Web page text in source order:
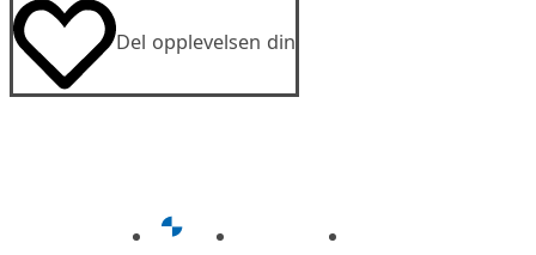
Del opplevelsen din